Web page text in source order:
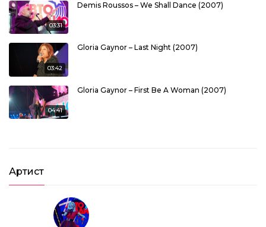
03:31
Demis Roussos – We Shall Dance (2007)
03:42
Gloria Gaynor – Last Night (2007)
04:41
Gloria Gaynor – First Be A Woman (2007)
03:07
Matia Bazar – Elletrochok (2007)
Артист